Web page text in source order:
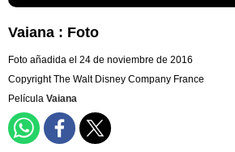
Vaiana : Foto
Foto añadida el 24 de noviembre de 2016
Copyright The Walt Disney Company France
Película Vaiana